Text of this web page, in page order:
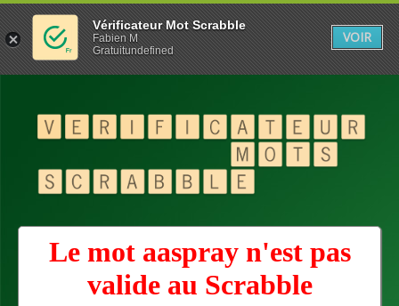
Le mot aaspray n'est pas
valide au Scrabble
Vérificateur Mot Scrabble
Fabien M
Gratuitundefined
VOIR